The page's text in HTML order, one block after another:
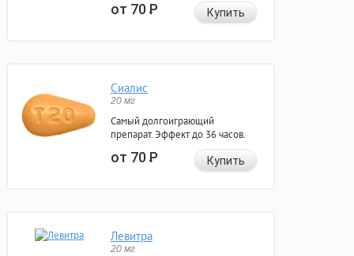
от 70Р Купить
Сиалис
20 мг
Самый долгоиграющий
препарат. Эффект до 36 часов.
от 70Р Купить
Левитра
20 мг